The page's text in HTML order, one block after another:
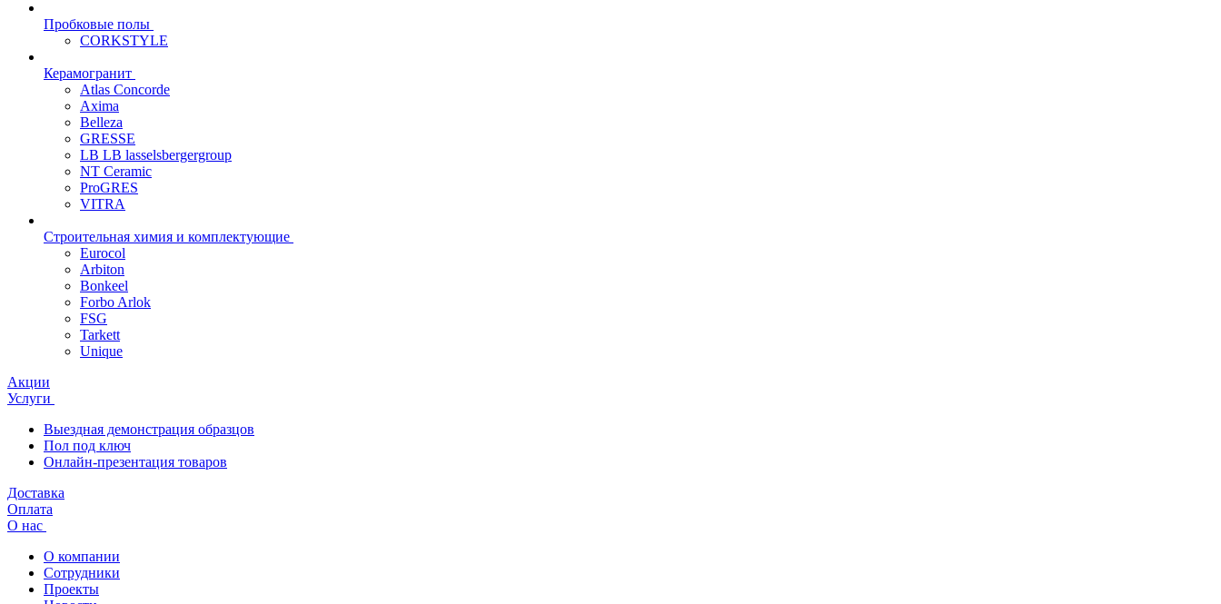
Пробковые полы
CORKSTYLE
Керамогранит
Atlas Concorde
Axima
Belleza
GRESSE
LB LB lasselsbergergroup
NT Ceramic
ProGRES
VITRA
Строительная химия и комплектующие
Eurocol
Arbiton
Bonkeel
Forbo Arlok
FSG
Tarkett
Unique
Акции
Услуги
Выездная демонстрация образцов
Пол под ключ
Онлайн-презентация товаров
Доставка
Оплата
О нас
О компании
Сотрудники
Проекты